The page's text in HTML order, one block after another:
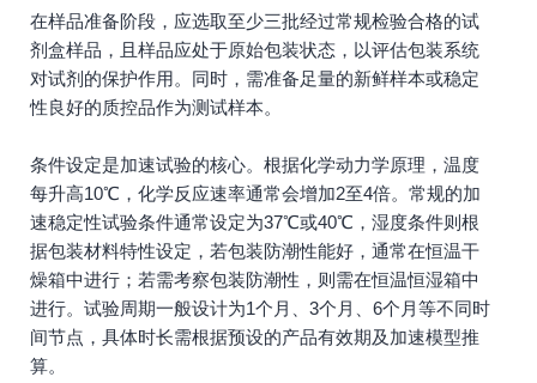
在样品准备阶段，应选取至少三批经过常规检验合格的试
剂盒样品，且样品应处于原始包装状态，以评估包装系统
对试剂的保护作用。同时，需准备足量的新鲜样本或稳定
性良好的质控品作为测试样本。
条件设定是加速试验的核心。根据化学动力学原理，温度
每升高10℃，化学反应速率通常会增加2至4倍。常规的加
速稳定性试验条件通常设定为37℃或40℃，湿度条件则根
据包装材料特性设定，若包装防潮性能好，通常在恒温干
燥箱中进行；若需考察包装防潮性，则需在恒温恒湿箱中
进行。试验周期一般设计为1个月、3个月、6个月等不同时
间节点，具体时长需根据预设的产品有效期及加速模型推
算。